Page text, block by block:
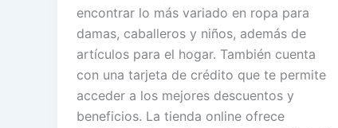
encontrar lo más variado en ropa para
damas, caballeros y niños, además de
artículos para el hogar. También cuenta
con una tarjeta de crédito que te permite
acceder a los mejores descuentos y
beneficios. La tienda online ofrece